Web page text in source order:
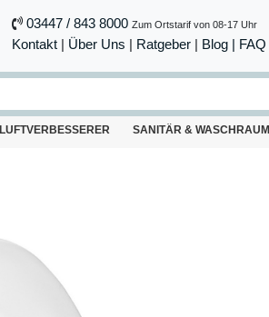
03447 / 843 8000 Zum Ortstarif von 08-17 Uhr
Kontakt| Über Uns | Ratgeber| Blog | FAQ
LUFTVERBESSERER SANITÄR & WASCHRAUM